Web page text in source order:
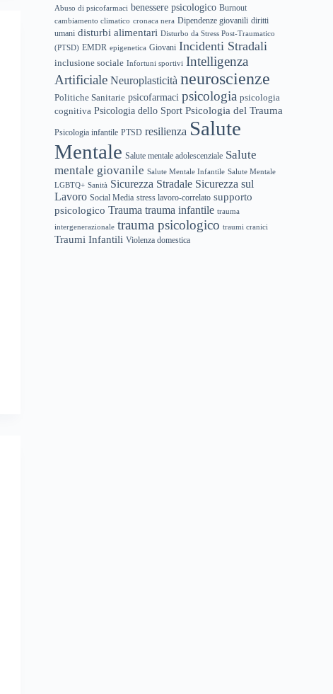
Abuso di psicofarmaci benessere psicologico Burnout
cambiamento climatico cronaca nera Dipendenze giovanili diritti
umani disturbi alimentari Disturbo da Stress Post-Traumatico
(PTSD) EMDR epigenetica Giovani Incidenti Stradali
inclusione sociale Infortuni sportivi Intelligenza
Artificiale Neuroplasticità neuroscienze
Politiche Sanitarie psicofarmaci psicologia psicologia
cognitiva Psicologia dello Sport Psicologia del Trauma
Psicologia infantile PTSD resilienza Salute
Mentale Salute mentale adolescenziale Salute
mentale giovanile Salute Mentale Infantile Salute Mentale
LGBTQ+ Sanità Sicurezza Stradale Sicurezza sul
Lavoro Social Media stress lavoro-correlato supporto
psicologico Trauma trauma infantile trauma
intergenerazionale trauma psicologico traumi cranici
Traumi Infantili Violenza domestica